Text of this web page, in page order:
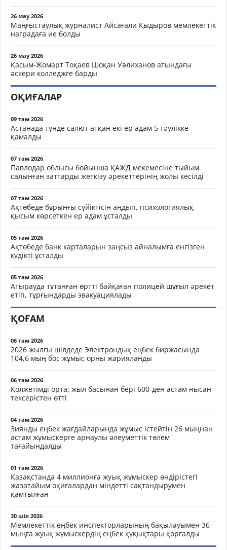
26 мау 2026
Маңғыстаулық журналист Айсағали Қыдыров мемлекеттік
наградаға ие болды
26 мау 2026
Қасым-Жомарт Тоқаев Шоқан Уәлиханов атындағы
әскери колледжге барды
ОҚИҒАЛАР
09 там 2026
Астанада түнде салют атқан екі ер адам 5 тәулікке
қамалды
07 там 2026
Павлодар облысы бойынша ҚАЖД мекемесіне тыйым
салынған заттарды жеткізу әрекеттерінің жолы кесілді
07 там 2026
Ақтөбеде бұрынғы сүйіктісін аңдып, психологиялық
қысым көрсеткен ер адам ұсталды
05 там 2026
Ақтөбеде банк карталарын заңсыз айналымға енгізген
күдікті ұсталды
05 там 2026
Атырауда тұтанған өртті байқаған полицей шұғыл әрекет
етіп, тұрғындарды эвакуациялады
ҚОҒАМ
06 там 2026
2026 жылғы шілдеде Электрондық еңбек биржасында
104,6 мың бос жұмыс орны жарияланды
06 там 2026
Қолжетімді орта: жыл басынан бері 600-ден астам нысан
тексерістен өтті
04 там 2026
Зиянды еңбек жағдайларында жұмыс істейтін 26 мыңнан
астам жұмыскерге арнаулы әлеуметтік төлем
тағайындалды
01 там 2026
Қазақстанда 4 миллионға жуық жұмыскер өндірістегі
жазатайым оқиғалардан міндетті сақтандырумен
қамтылған
30 шіл 2026
Мемлекеттік еңбек инспекторларының бақылауымен 36
мыңға жуық жұмыскердің еңбек құқықтары қорғалды